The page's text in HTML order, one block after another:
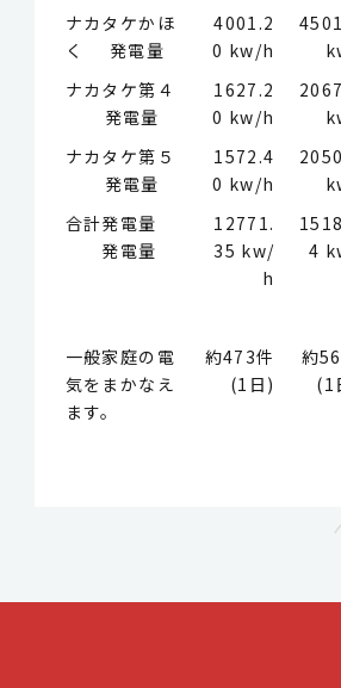
ナカタケかほ
く 発電量
4001.2
0 kw/h
ナカタケ第４
発電量
1627.2
0 kw/h
ナカタケ第５
発電量
1572.4
0 kw/h
合計発電量
発電量
12771.
35 kw/
h
4
一般家庭の電
気をまかなえ
ます。
約473件
(1日)
約
(1